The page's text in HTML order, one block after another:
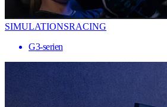
SIMULATIONSRACING
G3-serien